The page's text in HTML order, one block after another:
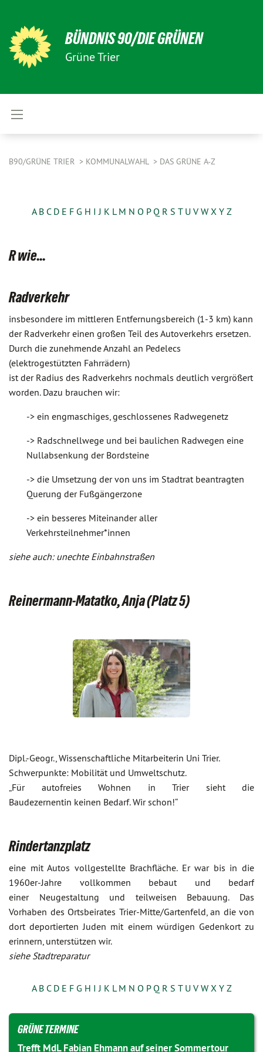
BÜNDNIS 90/DIE GRÜNEN
Grüne Trier
B90/GRÜNE TRIER KOMMUNALWAHL DAS GRÜNE A-Z
A B C D E F G H I J K L M N O P Q R S T U V W X Y Z
R wie...
Radverkehr
insbesondere im mittleren Entfernungsbereich (1-3 km) kann
der Radverkehr einen großen Teil des Autoverkehrs ersetzen.
Durch die zunehmende Anzahl an Pedelecs
(elektrogestützten Fahrrädern)
ist der Radius des Radverkehrs nochmals deutlich vergrößert
worden. Dazu brauchen wir:
-> ein engmaschiges, geschlossenes Radwegenetz
-> Radschnellwege und bei baulichen Radwegen eine
Nullabsenkung der Bordsteine
-> die Umsetzung der von uns im Stadtrat beantragten
Querung der Fußgängerzone
-> ein besseres Miteinander aller
Verkehrsteilnehmer*innen
siehe auch: unechte Einbahnstraßen
Reinermann-Matatko, Anja (Platz 5)
Dipl.-Geogr., Wissenschaftliche Mitarbeiterin Uni Trier.
Schwerpunkte: Mobilität und Umweltschutz.
„Für autofreies Wohnen in Trier sieht die
Baudezernentin keinen Bedarf. Wir schon!“
Rindertanzplatz
eine mit Autos vollgestellte Brachfläche. Er war bis in die
1960er-Jahre vollkommen bebaut und bedarf
einer Neugestaltung und teilweisen Bebauung. Das
Vorhaben des Ortsbeirates Trier-Mitte/Gartenfeld, an die von
dort deportierten Juden mit einem würdigen Gedenkort zu
erinnern, unterstützen wir.
siehe Stadtreparatur
A B C D E F G H I J K L M N O P Q R S T U V W X Y Z
GRÜNE TERMINE
Trefft MdL Fabian Ehmann auf seiner Sommertour